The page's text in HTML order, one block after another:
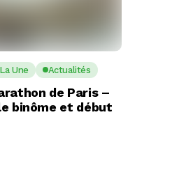
Une Actualités
de Paris –
binôme et début